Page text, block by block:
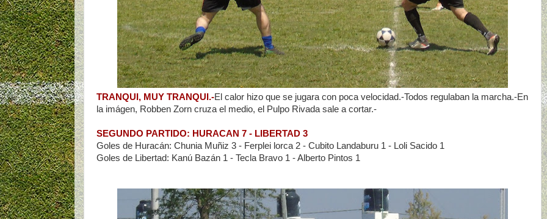
TRANQUI, MUY TRANQUI.-El calor hizo que se jugara con poca velocidad.-Todos regulaban la marcha.-En
la imágen, Robben Zorn cruza el medio, el Pulpo Rivada sale a cortar.-
SEGUNDO PARTIDO: HURACAN 7 - LIBERTAD 3
Goles de Huracán: Chunia Muñiz 3 - Ferplei lorca 2 - Cubito Landaburu 1 - Loli Sacido 1
Goles de Libertad: Kanú Bazán 1 - Tecla Bravo 1 - Alberto Pintos 1